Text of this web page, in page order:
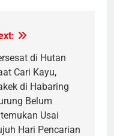
di Hutan
Cari Kayu,
di Habaring
Belum
Usai
Hari Pencarian